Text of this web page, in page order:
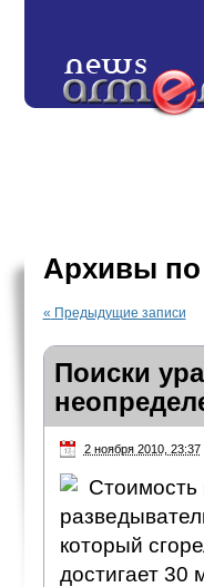
Архивы
« Предыдущие записи
Поиски
2 ноября 2010, 23:37
Стоимость
который
достигает